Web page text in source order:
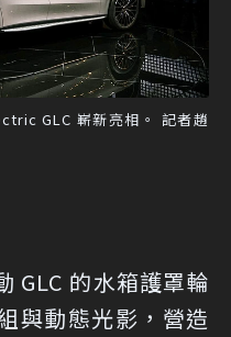
GLC 嶄新亮相。 記者趙
GLC 的水箱護罩輪
與動態光影，營造